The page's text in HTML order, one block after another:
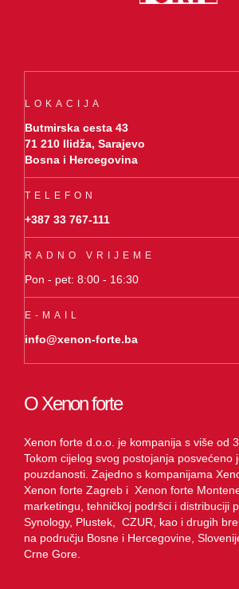
LOKACIJA
Butmirska cesta 43
71 210 Ilidža, Sarajevo
Bosna i Hercegovina
TELEFON
+387 33 767-111
RADNO VRIJEME
Pon - pet: 8:00 - 16:30
E-MAIL
info@xenon-forte.ba
O Xenon forte
Xenon forte d.o.o. je kompanija s više od
Tokom cijelog svog postojanja posvećeno
pouzdanosti. Zajedno s kompanijama
Xenon forte Zagreb i Xenon forte
marketingu, tehničkoj podršci i distribuciji
Synology, Plustek, CZUR, kao i drugih
na području Bosne i Hercegovine,
Crne Gore.